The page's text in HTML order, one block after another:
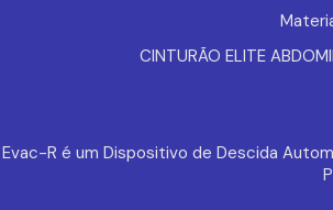
CINTURÃO ELITE
Evac-R é um Dispositivo de Descida